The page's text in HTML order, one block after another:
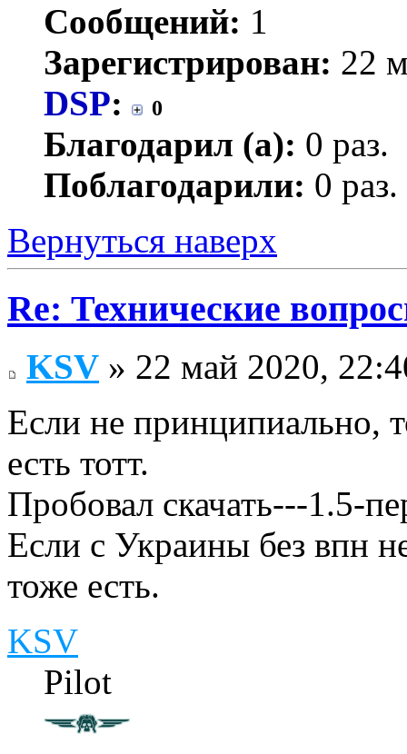
Сообщений: 1
Зарегистрирован: 22
DSP: 0
Благодарил (а): 0 раз.
Поблагодарили: 0 раз.
Вернуться наверх
Re: Технические
KSV » 22 май 2020,
Если не принципиально,
есть тотт.
Пробовал скачать---1.5-
Если с Украины без впн
тоже есть.
KSV
Pilot